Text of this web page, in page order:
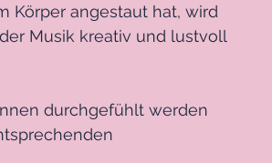
Körper angestaut hat, wird
Musik kreativ und lustvoll
durchgefühlt werden